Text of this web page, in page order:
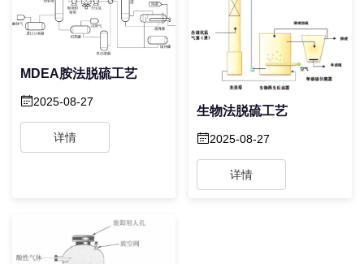
MDEA胺法脱硫工艺
2025-08-27
详情
生物法脱硫工艺
2025-08-27
详情